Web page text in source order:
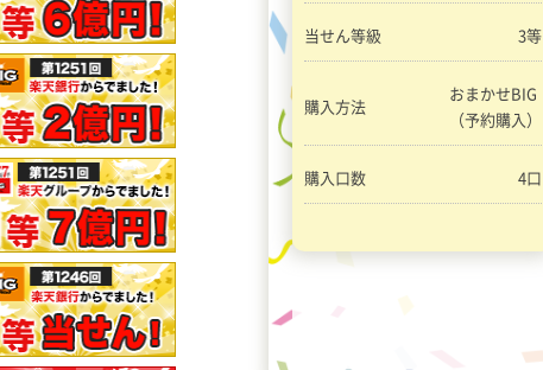
当せん等級 3等
購入方法
おまかせBIG
（予約購入）
購入口数 4口